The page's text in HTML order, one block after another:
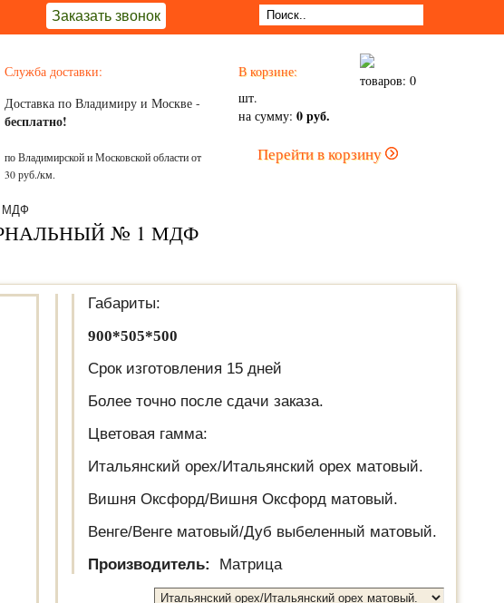
Заказать звонок
Служба доставки:
Доставка по Владимиру и Москве -
бесплатно!
по Владимирской и Московской области от
30 руб./км.
В корзине:
товаров: 0
шт.
на сумму: 0 руб.
Перейти в корзину
МДФ
№ 1 МДФ
Габариты:
900*505*500
Срок изготовления 15 дней
Более точно после сдачи заказа.
Цветовая гамма:
Итальянский орех/Итальянский орех матовый.
Вишня Оксфорд/Вишня Оксфорд матовый.
Венге/Венге матовый/Дуб выбеленный матовый.
Производитель:
Матрица